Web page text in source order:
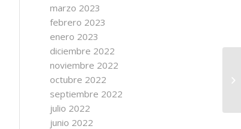
marzo 2023
febrero 2023
enero 2023
diciembre 2022
noviembre 2022
octubre 2022
septiembre 2022
julio 2022
junio 2022